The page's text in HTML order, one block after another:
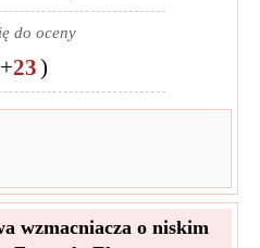
do oceny
+23)
wzmacniacza o niskim